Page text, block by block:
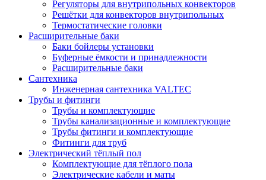
Регуляторы для внутрипольных конвекторов
Решётки для конвекторов внутрипольных
Термостатические головки
Расширительные баки
Баки бойлеры установки
Буферные ёмкости и принадлежности
Расширительные баки
Сантехника
Инженерная сантехника VALTEC
Трубы и фитинги
Трубы и комплектующие
Трубы канализационные и комплектующие
Трубы фитинги и комплектующие
Фитинги для труб
Электрический тёплый пол
Комплектующие для тёплого пола
Электрические кабели и маты